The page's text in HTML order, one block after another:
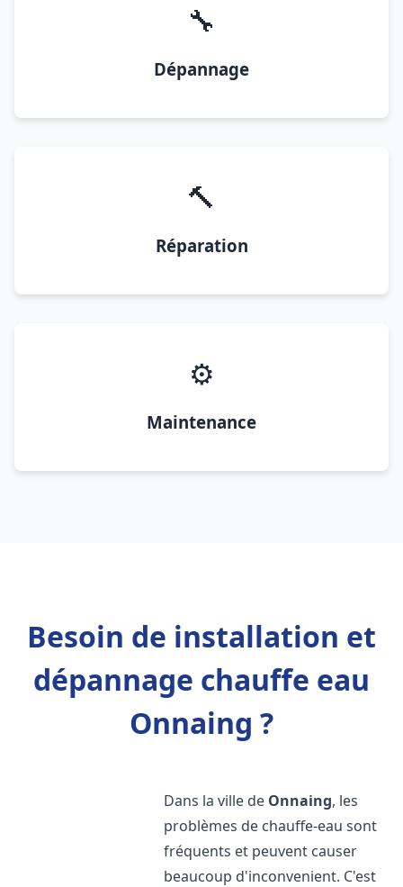
🔧
Dépannage
🔨
Réparation
⚙️
Maintenance
Besoin de installation et
dépannage chauffe eau
Onnaing ?
Dans la ville de Onnaing, les
problèmes de chauffe-eau sont
fréquents et peuvent causer
beaucoup d'inconvenient. C'est